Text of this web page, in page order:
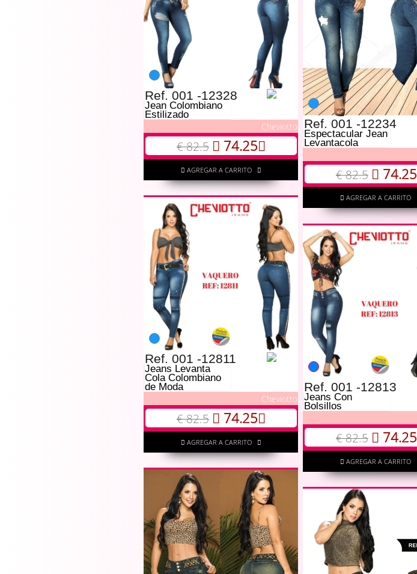
Ref. 001 -12234
Espectacular Jean
Levantacola
€ 82.5 74.25
AGREGAR A CARRITO
Ref. 001 -12328
Jean Colombiano
Estilizado
Cheviotto
€ 82.5 74.25
AGREGAR A CARRITO
Ref. 001 -12811
Jeans Levanta
Cola Colombiano
de Moda
Cheviotto
€ 82.5 74.25
AGREGAR A CARRITO
Ref. 001 -12813
Jeans Con
Bolsillos
€ 82.5 74.25
AGREGAR A CARRITO